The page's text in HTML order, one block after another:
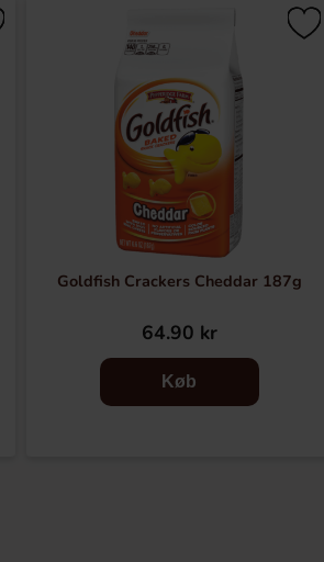
Goldfish Crackers Cheddar 187g
64.90 kr
Køb